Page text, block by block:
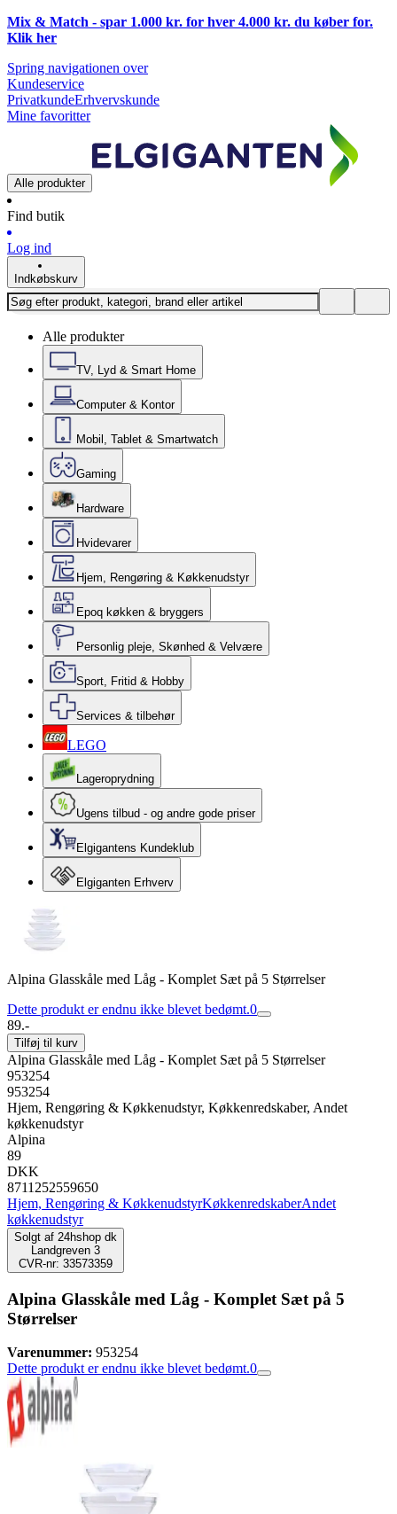
Mix & Match - spar 1.000 kr. for hver 4.000 kr. du køber for.
Klik her
Spring navigationen over
Kundeservice
PrivatkundeErhvervskunde
Mine favoritter
Alle produkter
Find butik
Log ind
Indkøbskurv
Alle produkter
TV, Lyd & Smart Home
Computer & Kontor
Mobil, Tablet & Smartwatch
Gaming
Hardware
Hvidevarer
Hjem, Rengøring & Køkkenudstyr
Epoq køkken & bryggers
Personlig pleje, Skønhed & Velvære
Sport, Fritid & Hobby
Services & tilbehør
LEGO
Lageroprydning
Ugens tilbud - og andre gode priser
Elgigantens Kundeklub
Elgiganten Erhverv
Alpina Glasskåle med Låg - Komplet Sæt på 5 Størrelser
Dette produkt er endnu ikke blevet bedømt.0
89.-
Tilføj til kurv
Alpina Glasskåle med Låg - Komplet Sæt på 5 Størrelser
953254
953254
Hjem, Rengøring & Køkkenudstyr, Køkkenredskaber, Andet
køkkenudstyr
Alpina
89
DKK
8711252559650
Hjem, Rengøring & KøkkenudstyrKøkkenredskaberAndet
køkkenudstyr
Solgt af 24hshop dk
Landgreven 3
CVR-nr: 33573359
Alpina Glasskåle med Låg - Komplet Sæt på 5
Størrelser
Varenummer: 953254
Dette produkt er endnu ikke blevet bedømt.0